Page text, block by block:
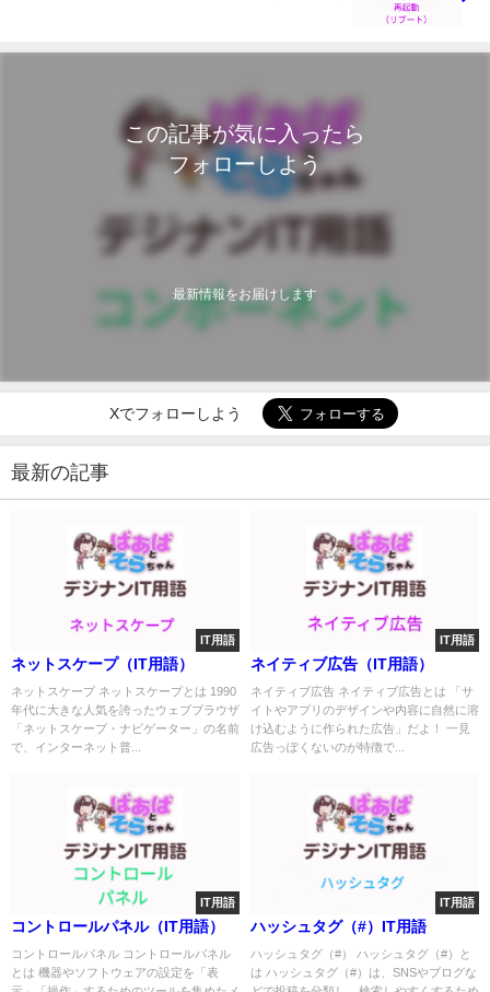
この記事が気に入ったら
フォローしよう
最新情報をお届けします
Xでフォローしよう
最新の記事
IT用語
ネットスケープ（IT用語）
ネットスケープ ネットスケープとは 1990
年代に大きな人気を誇ったウェブブラウザ
「ネットスケープ・ナビゲーター」の名前
で、インターネット普...
IT用語
ネイティブ広告（IT用語）
ネイティブ広告 ネイティブ広告とは 「サ
イトやアプリのデザインや内容に自然に溶
け込むように作られた広告」だよ！ 一見
広告っぽくないのが特徴で...
IT用語
コントロールパネル（IT用語）
コントロールパネル コントロールパネル
とは 機器やソフトウェアの設定を「表
IT用語
ハッシュタグ（#）IT用語
ハッシュタグ（#） ハッシュタグ（#）と
は ハッシュタグ（#）は、SNSやブログな